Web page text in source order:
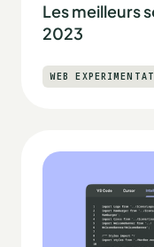
Les meilleurs
2023
WEB